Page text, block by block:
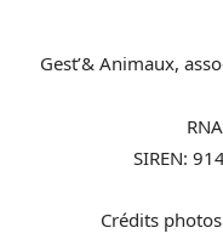
Gest’& Animaux,
SIREN:
Crédits